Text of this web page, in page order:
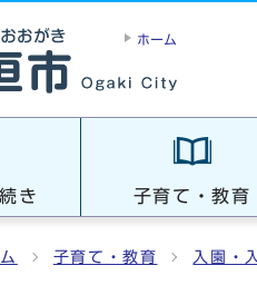
ホーム
き 子育て・教育
子育て・教育 入園・